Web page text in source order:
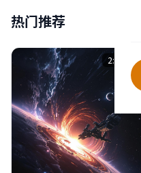
热门推荐
2:45:32